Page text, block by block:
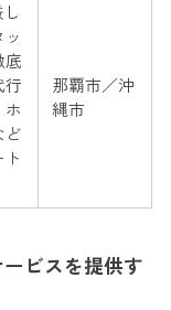
底
行
ど
那覇市／沖
縄市
ビスを提供す